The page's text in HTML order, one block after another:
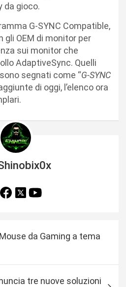
da gioco.
G-SYNC Compatible,
gli OEM di monitor per
sui monitor che
AdaptiveSync. Quelli
segnati come “G-SYNC
di oggi, l’elenco ora
da Gaming a tema
tre nuove soluzioni